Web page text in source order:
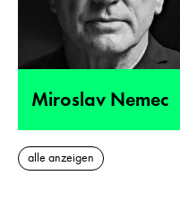
Miroslav Nemec
alle anzeigen